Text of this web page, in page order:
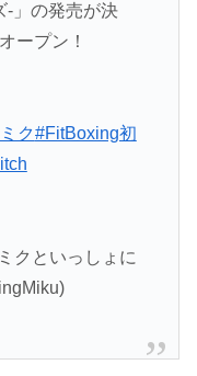
-」の発売が決
ープン！
ク#FitBoxing初
クといっしょに